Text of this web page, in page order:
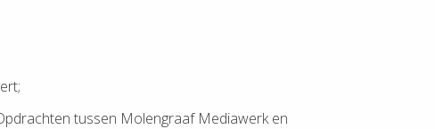
tussen Molengraaf Mediawerk en